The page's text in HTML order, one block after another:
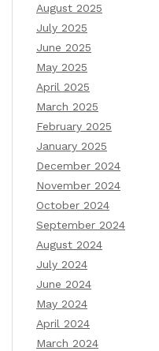
August 2025
July 2025
June 2025
May 2025
April 2025
March 2025
February 2025
January 2025
December 2024
November 2024
October 2024
September 2024
August 2024
July 2024
June 2024
May 2024
April 2024
March 2024